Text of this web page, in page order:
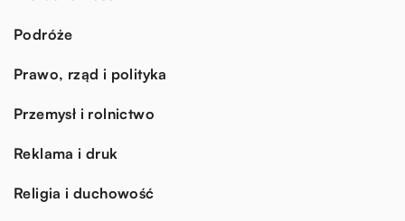
Podróże
Prawo, rząd i polityka
Przemysł i rolnictwo
Reklama i druk
Religia i duchowość